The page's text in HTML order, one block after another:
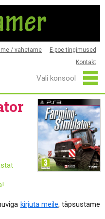
/ vahetame
E-poe tingimused
Kontakt
kirjuta meile, täpsustame